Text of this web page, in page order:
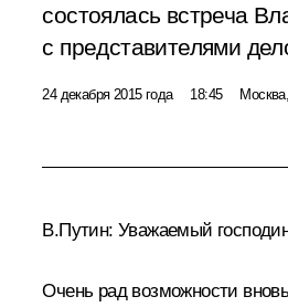
состоялась встреча
с представителями
24 декабря 2015 года 18:45
В.Путин: Уважаемый
Очень рад возможности